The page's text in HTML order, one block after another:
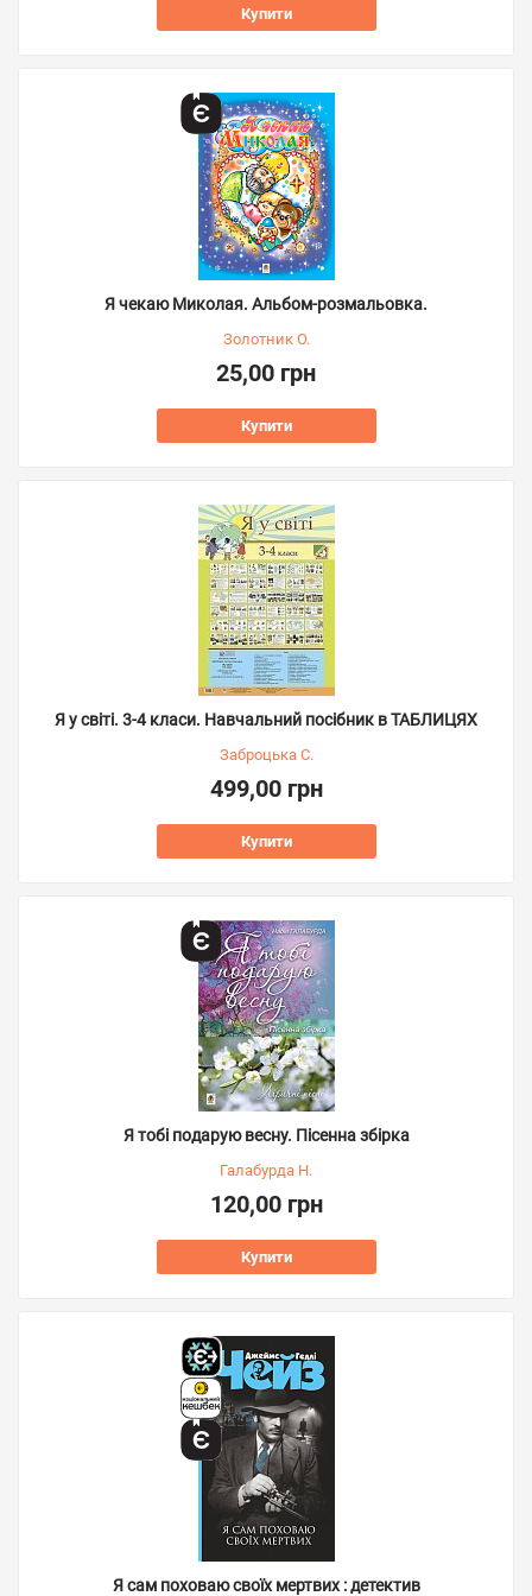
Купити
Я чекаю Миколая. Альбом-розмальовка.
Золотник О.
25,00 грн
Купити
Я у світі. 3-4 класи. Навчальний посібник в ТАБЛИЦЯХ
Заброцька С.
499,00 грн
Купити
Я тобі подарую весну. Пісенна збірка
Галабурда Н.
120,00 грн
Купити
Я сам поховаю своїх мертвих : детектив